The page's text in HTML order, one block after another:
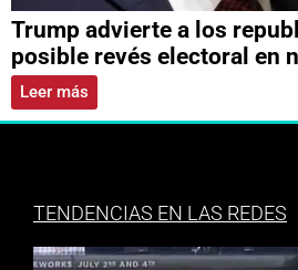
Trump advierte a los
posible revés electoral en
Leer más
TENDENCIAS EN LAS REDES